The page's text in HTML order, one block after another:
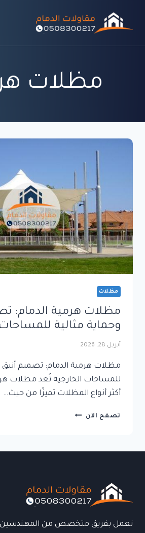
مظلات
مظلات
مظلات هرمية الدمام:
وحماية مثالية للمساحات
أبريل 28, 2026
مظلات هرمية الدمام: تصميم أنيق
للمساحات الخارجية تُعد مظلات
أكثر أنواع المظلات تميزًا من حيث…
تصفح الآن مظلات
للمساحات
الخارجية
نعمل بفريق متخصص من المهندسين